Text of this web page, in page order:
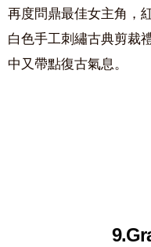
再度問鼎最佳女主角，
白色手工刺繡古典剪裁
中又帶點復古氣息。